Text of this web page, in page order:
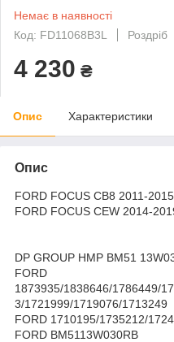
Немає в наявності
Код: FD11068B3L
Роздріб
4 230 ₴
Опис Характеристики
Опис
FORD FOCUS CB8 2011-2015
FORD FOCUS CEW 2014-
DP GROUP HMP BM51
FORD
1873935/1838646/1786449/
3/1721999/1719076/1713249
FORD 1710195/1735212/
FORD BM5113W030RB